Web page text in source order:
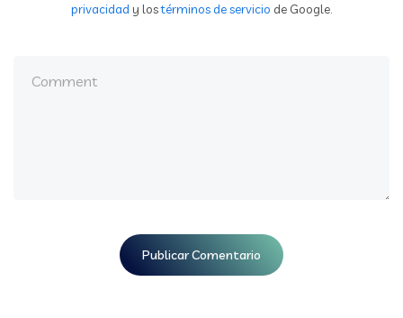
privacidad y lostérminos de servicio de Google.